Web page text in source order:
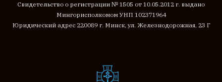
Cвидетельство о регистрации № 1505 от 10.05.2012 г. выдано
Мингорисполкомом УНП 102371964
Юридический адрес 220089 г. Минск, ул. Железнодорожная, 23 Г